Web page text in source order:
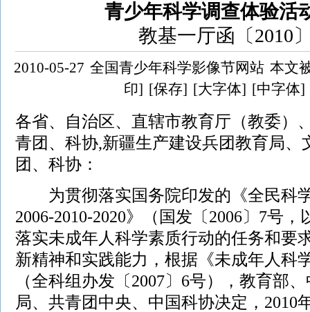
青少年科学调查体验活
教基一厅函〔2010
2010-05-27 全国青少年科学影像节网站 本文
印] [保存] [大字体] [中字体]
各省、自治区、直辖市教育厅（教委）
青团、科协,新疆生产建设兵团教育局、
团、科协：
为贯彻落实国务院印发的《全民科
2006-2010-2020》（国发〔2006〕7号
落实未成年人科学素质行动的任务和要
新精神和实践能力，根据《未成年人科
（全科组办发〔2007〕6号），教育部
局、共青团中央、中国科协决定，2010